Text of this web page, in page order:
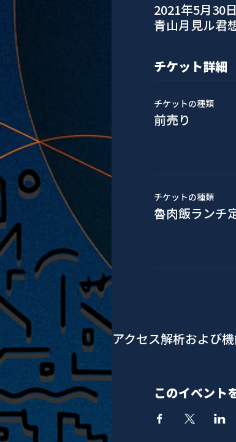
2021年5月30
青山月見ル君
チケット詳細
チケットの種類
前売り
チケットの種類
魯肉飯ランチ
アクセス解析および
このイベント